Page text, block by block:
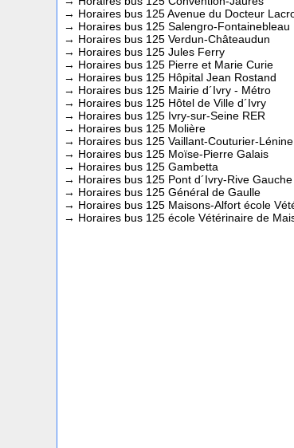
→ Horaires bus 125 Avenue du Docteur
→ Horaires bus 125 Salengro-Fontainebleau
→ Horaires bus 125 Verdun-Châteaudun
→ Horaires bus 125 Jules Ferry
→ Horaires bus 125 Pierre et Marie Curie
→ Horaires bus 125 Hôpital Jean Rostand
→ Horaires bus 125 Mairie d´Ivry - Métro
→ Horaires bus 125 Hôtel de Ville d´Ivry
→ Horaires bus 125 Ivry-sur-Seine RER
→ Horaires bus 125 Molière
→ Horaires bus 125 Vaillant-Couturier-Lénine
→ Horaires bus 125 Moïse-Pierre Galais
→ Horaires bus 125 Gambetta
→ Horaires bus 125 Pont d´Ivry-Rive Gauche
→ Horaires bus 125 Général de Gaulle
→ Horaires bus 125 Maisons-Alfort école
→ Horaires bus 125 école Vétérinaire de